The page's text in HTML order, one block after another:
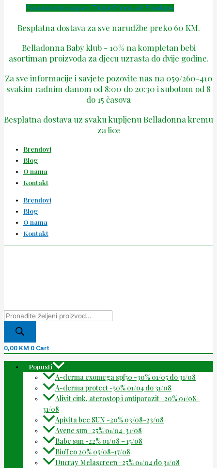
Facebook Instagram Tiktok Phone-alt Envelope
Besplatna dostava za sve narudžbe preko 60 KM.
Belladonna Baby klub - 10% na kompletan bebi
asortiman proizvoda za djecu uzrasta do dvije godine.
Za sve informacije i savjete pozovite nas na 059/260-410
svakim radnim danom od 8:00 do 20:30 i subotom od 8
do 15 časova
Besplatna dostava uz svaku kupljenu Belladonna kremu
za lice
Brendovi
Blog
O nama
Kontakt
Brendovi
Blog
O nama
Kontakt
0,00 KM 0 Cart
Popusti
A-derma exomega spf50 -30% 01/05 do 31/08
A-derma protect -50% 01/04 do 31/08
Alivit cink, aterostop i antiparazit -20% 01/08-
31/08
Apivita bee SUN -20% 03/08-23/08
Avene sun -25% 01/04-31/08
Babe sun -22% 01/08 – 15/08
BioTeo 20% 05/08-17/08
Ducray Melascreen -25% 01/04 do 31/08